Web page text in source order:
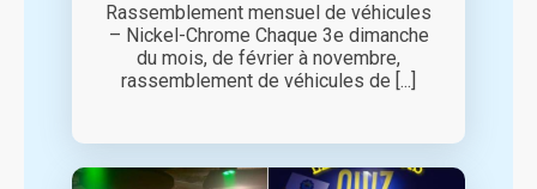
Rassemblement mensuel de véhicules
– Nickel-Chrome Chaque 3e dimanche
du mois, de février à novembre,
rassemblement de véhicules de [...]